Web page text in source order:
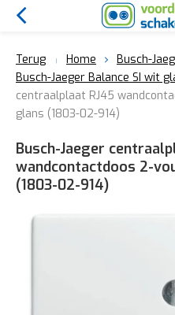
Terug Home Busch-
Busch-Jaeger Balance SI wit
centraalplaat RJ45
glans (1803-02-914)
Busch-Jaeger
wandcontactdoos 2-
(1803-02-914)